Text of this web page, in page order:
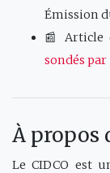
Émission
📰 Article
sondés
À propos
Le CIDCO est